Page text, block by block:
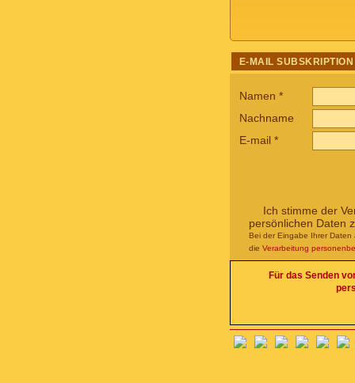
E-MAIL SUBSKRIPTION
Namen *
Nachname
E-mail *
Ich stimme der
persönlichen Daten
Bei der Eingabe Ihrer Daten
die Verarbeitung
Für das Senden